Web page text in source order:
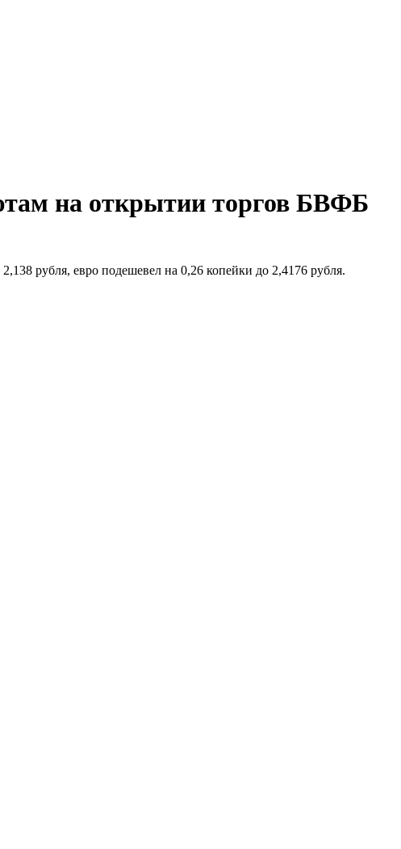
на открытии торгов БВФБ
рубля, евро подешевел на 0,26 копейки до 2,4176 рубля.